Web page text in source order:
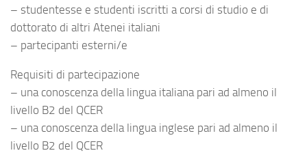
– studentesse e studenti iscritti a corsi di studio e di
dottorato di altri Atenei italiani
– partecipanti esterni/e
Requisiti di partecipazione
– una conoscenza della lingua italiana pari ad almeno il
livello B2 del QCER
– una conoscenza della lingua inglese pari ad almeno il
livello B2 del QCER